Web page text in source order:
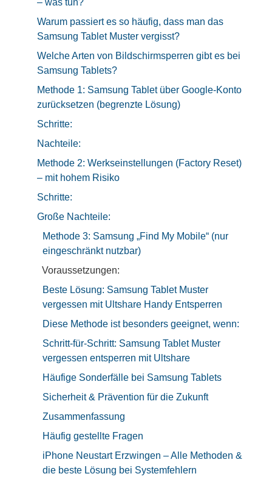
Warum passiert es so häufig, dass man das
Samsung Tablet Muster vergisst?
Welche Arten von Bildschirmsperren gibt es bei
Samsung Tablets?
Methode 1: Samsung Tablet über Google-Konto
zurücksetzen (begrenzte Lösung)
Schritte:
Nachteile:
Methode 2: Werkseinstellungen (Factory Reset)
– mit hohem Risiko
Schritte:
Große Nachteile:
Methode 3: Samsung „Find My Mobile“ (nur
eingeschränkt nutzbar)
Voraussetzungen:
Beste Lösung: Samsung Tablet Muster
vergessen mit Ultshare Handy Entsperren
Diese Methode ist besonders geeignet, wenn:
Schritt-für-Schritt: Samsung Tablet Muster
vergessen entsperren mit Ultshare
Häufige Sonderfälle bei Samsung Tablets
Sicherheit & Prävention für die Zukunft
Zusammenfassung
Häufig gestellte Fragen
iPhone Neustart Erzwingen – Alle Methoden &
die beste Lösung bei Systemfehlern